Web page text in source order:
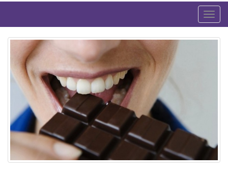
T
o
g
g